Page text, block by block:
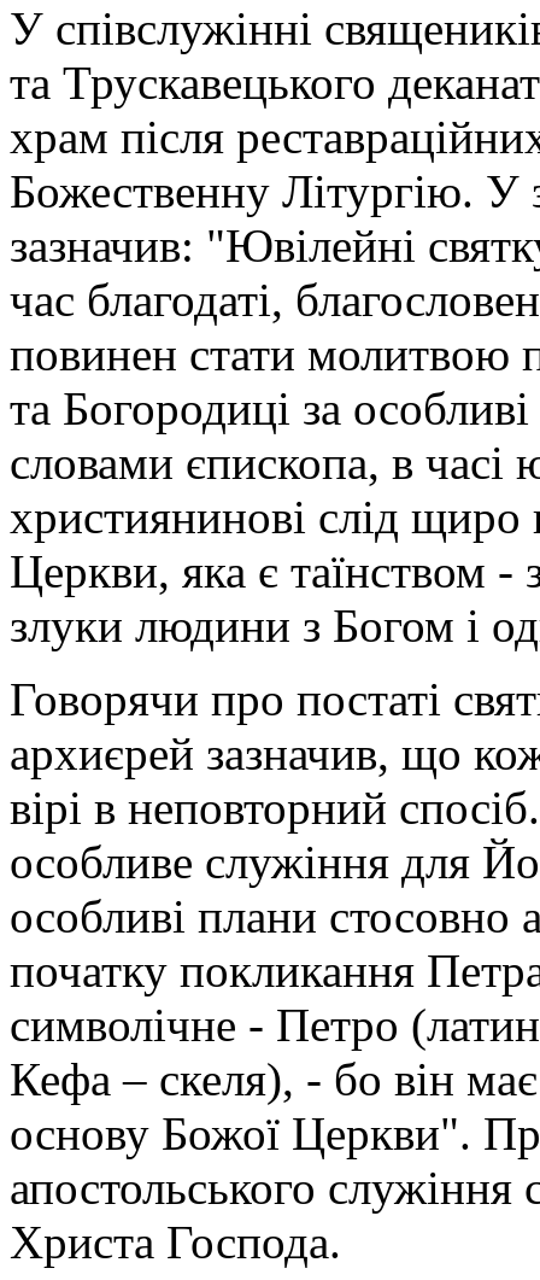
У співслужінні
та Трускавецького
храм після
Божественну Літургію. У
зазначив: "Ювілейні
час благодаті,
повинен стати молитвою
та Богородиці за
словами єпископа, в часі
християнинові слід щиро
Церкви, яка є таїнством -
злуки людини з Богом і
Говорячи про постаті
архиєрей зазначив, що
вірі в неповторний
особливе служіння для
особливі плани стосовно
початку покликання
символічне - Петро
Кефа – скеля), - бо він
основу Божої Церкви".
апостольського
Христа Господа.